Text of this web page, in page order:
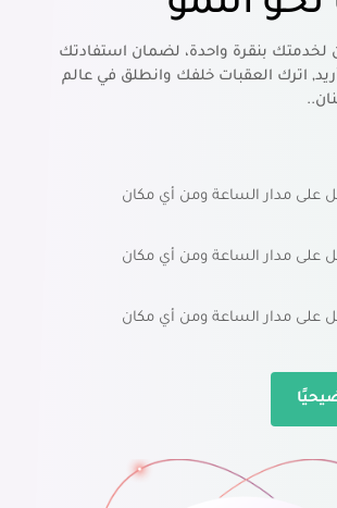
لخدمتك بنقرة واحدة، لضمان استفادتك
اترك العقبات خلفك وانطلق في عالم
على مدار الساعة ومن أي مكان
على مدار الساعة ومن أي مكان
على مدار الساعة ومن أي مكان